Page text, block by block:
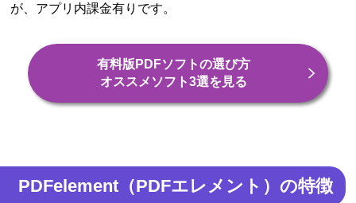
が、アプリ内課金有りです。
有料版PDFソフトの選び方
オススメソフト3選を見る
PDFelement（PDFエレメント）の特徴